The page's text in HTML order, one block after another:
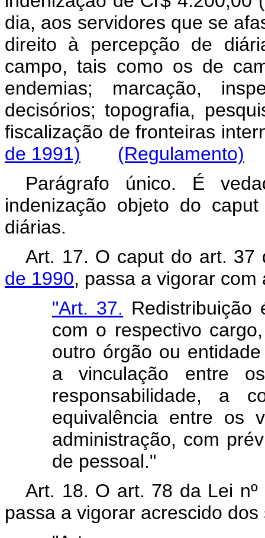
dia, aos servidores que se
direito à percepção de
campo, tais como os de
endemias; marcação,
decisórios; topografia,
fiscalização de
de 1991)
(Regulamento)
Parágrafo único. É
indenização objeto do
diárias.
Art. 17. O caput do art.
de 1990, passa a vigorar
"Art. 37. Redistribuição
com o respectivo
outro órgão ou
a vinculação entre
responsabilidade, a
equivalência entre os
administração, com
de pessoal."
Art. 18. O art. 78 da Lei
passa a vigorar acrescido